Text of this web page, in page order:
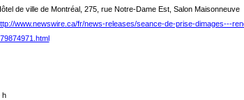
de ville de Montréal, 275, rue Notre-Dame Est, Salon Maisonneuve
www.newswire.ca/fr/news-releases/seance-de-prise-dimages---
h